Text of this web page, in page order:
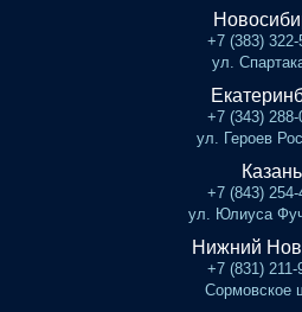
+7 (383) 322-
ул.
+7 (343) 288-
ул. Героев
Казань
+7 (843) 254-
ул. Юлиуса
Нижний
+7 (831) 211-
Сормовское